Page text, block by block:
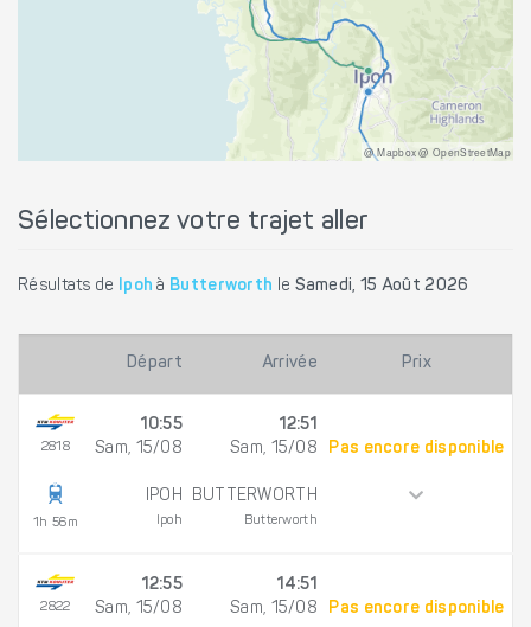
@ Mapbox @ OpenStreetMap
Sélectionnez votre trajet aller
Résultats de Ipoh à Butterworth le Samedi, 15 Août 2026
Départ Arrivée Prix
2818
1h 56m
10:55
Sam, 15/08
IPOH
Ipoh
12:51
Sam, 15/08
BUTTERWORTH
Butterworth
Pas encore disponible
2822
12:55
Sam, 15/08
14:51
Sam, 15/08
Pas encore disponible